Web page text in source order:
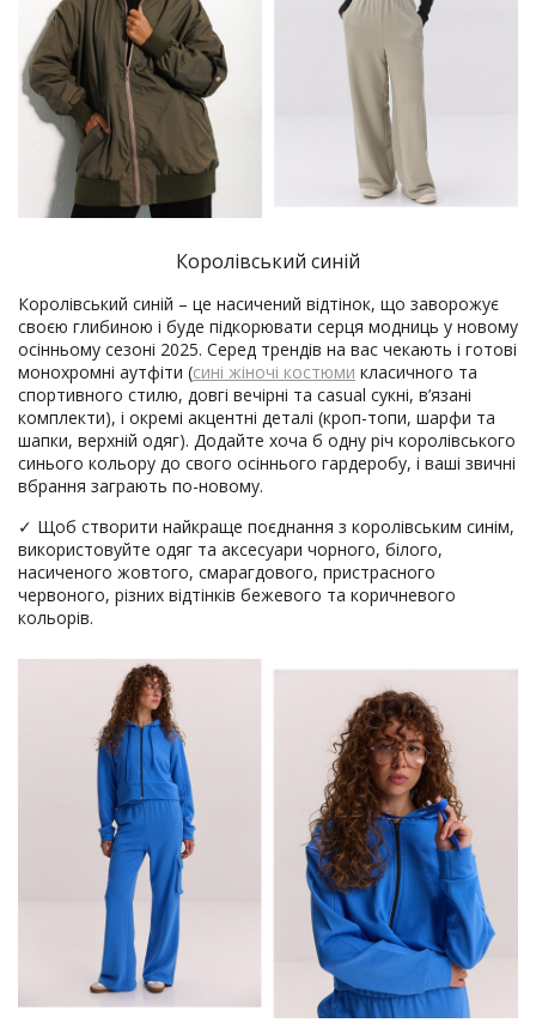
Королівський синій
Королівський синій – це насичений відтінок, що заворожує
своєю глибиною і буде підкорювати серця модниць у новому
осінньому сезоні 2025. Серед трендів на вас чекають і готові
монохромні аутфіти (сині жіночі костюми класичного та
спортивного стилю, довгі вечірні та casual сукні, в’язані
комплекти), і окремі акцентні деталі (кроп-топи, шарфи та
шапки, верхній одяг). Додайте хоча б одну річ королівського
синього кольору до свого осіннього гардеробу, і ваші звичні
вбрання заграють по-новому.
✓ Щоб створити найкраще поєднання з королівським синім,
використовуйте одяг та аксесуари чорного, білого,
насиченого жовтого, смарагдового, пристрасного
червоного, різних відтінків бежевого та коричневого
кольорів.